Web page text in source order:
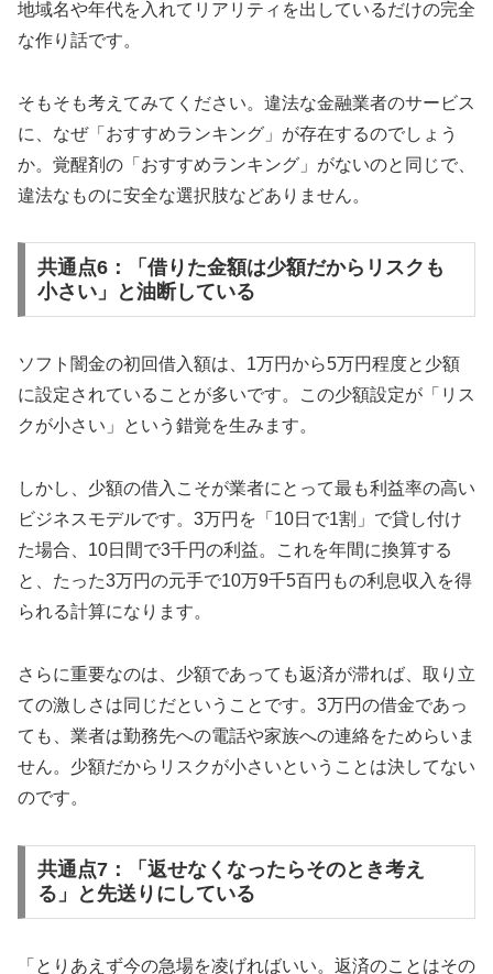
地域名や年代を入れてリアリティを出しているだけの完全
な作り話です。
そもそも考えてみてください。違法な金融業者のサービス
に、なぜ「おすすめランキング」が存在するのでしょう
か。覚醒剤の「おすすめランキング」がないのと同じで、
違法なものに安全な選択肢などありません。
共通点6：「借りた金額は少額だからリスクも
小さい」と油断している
ソフト闇金の初回借入額は、1万円から5万円程度と少額
に設定されていることが多いです。この少額設定が「リス
クが小さい」という錯覚を生みます。
しかし、少額の借入こそが業者にとって最も利益率の高い
ビジネスモデルです。3万円を「10日で1割」で貸し付け
た場合、10日間で3千円の利益。これを年間に換算する
と、たった3万円の元手で10万9千5百円もの利息収入を得
られる計算になります。
さらに重要なのは、少額であっても返済が滞れば、取り立
ての激しさは同じだということです。3万円の借金であっ
ても、業者は勤務先への電話や家族への連絡をためらいま
せん。少額だからリスクが小さいということは決してない
のです。
共通点7：「返せなくなったらそのとき考え
る」と先送りにしている
「とりあえず今の急場を凌げればいい。返済のことはその